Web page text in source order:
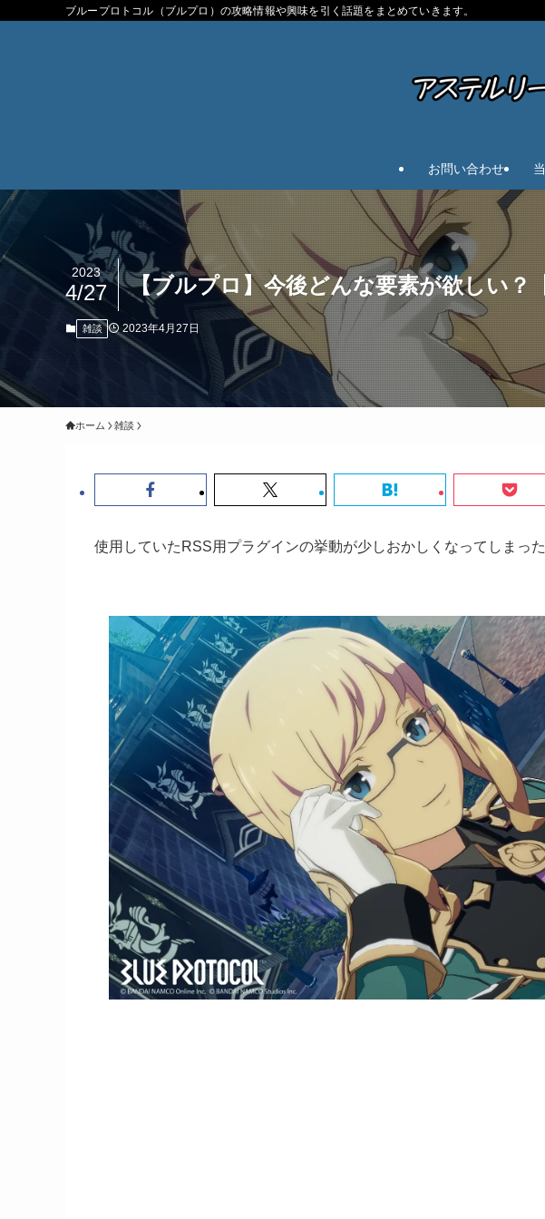
ブループロトコル（ブルプロ）の攻略情報や興味を引く話題をまとめていきます。
お問い合わせ
【ブルプロ】今後どんな要素が欲しい？
2023
4/27
雑談 2023年4月27日
ホーム 雑談
使用していたRSS用プラグインの挙動が少しおかしくなってしまっ